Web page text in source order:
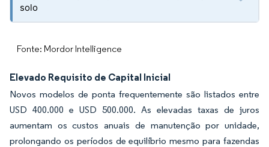
solo
Fonte: Mordor Intelligence
Elevado Requisito de Capital Inicial
Novos modelos de ponta frequentemente são listados entre
USD 400.000 e USD 500.000. As elevadas taxas de juros
aumentam os custos anuais de manutenção por unidade,
prolongando os períodos de equilíbrio mesmo para fazendas